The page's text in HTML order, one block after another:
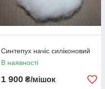
Синтепух начіс силіконовий
В наявності
1 900 ₴/мішок